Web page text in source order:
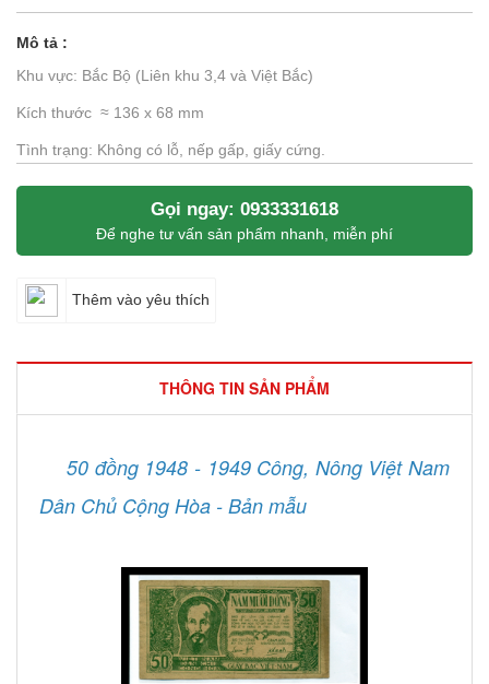
Mô tả :
Khu vực: Bắc Bộ (Liên khu 3,4 và Việt Bắc)
Kích thước ≈ 136 x 68 mm
Tình trạng: Không có lỗ, nếp gấp, giấy cứng.
Gọi ngay: 0933331618
Để nghe tư vấn sản phẩm nhanh, miễn phí
Thêm vào yêu thích
THÔNG TIN SẢN PHẨM
50 đồng 1948 - 1949 Công, Nông Việt Nam
Dân Chủ Cộng Hòa - Bản mẫu